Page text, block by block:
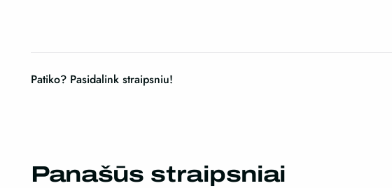
Patiko? Pasidalink straipsniu!
Panašūs straipsniai